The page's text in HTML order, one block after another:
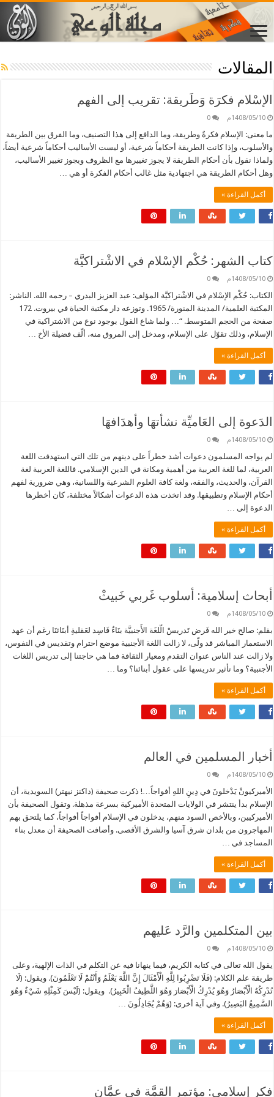
المقالات
الإسْلام فكرَة وَطَريقة: تقريب إلى الفهم
1408/05/10م 0
ما معنى: الإسلام فكرةٌ وطريقة، وما الدافع إلى هذا التصنيف، وما الفرق بين الطريقة
والأسلوب، وإذا كانت الطريقة أحكاماً شرعية، أو ليست الأساليب أحكاماً شرعية أيضاً،
ولماذا نقول بأن أحكام الطريقة لا يجوز تغييرها مع الظروف ويجوز تغيير الأساليب،
وهل أحكام الطريقة هي اجتهادية مثل غالب أحكام الفكرة أو هي …
أكمل القراءة »
كتاب الشهر: حُكْم الإسْلام في الاشْتراكيَّة
1408/05/10م 0
الكتاب: حُكْم الإسْلام في الاشْتراكيَّة المؤلف: عبد العزيز البدري – رحمه الله. الناشر:
المكتبة العلمية/ المدينة المنورة/ 1965. وتوزعه دار مكتبة الحياة في بيروت. 172
صفحة من الحجم المتوسط. “… ولما شاع القول بوجود نوع من الاشتراكية في
الإسلام، وذلك تقوّل على الإسلام، ومدخل إلى المروق منه، ألّف فضيلة الأخ …
أكمل القراءة »
الدَعوة إلى العَاميِّة نشأتهَا وأهدَافهَا
1408/05/10م 0
لم يواجه المسلمون دعوات أشد خطراً على دينهم من تلك التي استهدفت اللغة
العربية، لما للغة العربية من أهمية ومكانة في الدين الإسلامي. فاللغة العربية لغة
القرآن، والحديث، والفقه، ولغة كافة العلوم الشرعية واللسانية، وهي ضرورية لفهم
أحكام الإسلام وتطبيقها. وقد اتخذت هذه الدعوات أشكالاً مختلفة، كان أخطرها
الدعوة إلى …
أكمل القراءة »
أبحاث إسلامية: أسلوب غَربي خَبيثْ
1408/05/10م 0
بقلم: صالح خير الله فَرض تَدريسْ الّلغَة الأَجنبيَّة بنَاءٌ فَاسِد لعَقليةِ أبنَائنَا رغم أن عهد
الاستعمار المباشر قد ولّى، لا زالت اللغة الأجنبية موضع احترام وتقديس في النفوس،
ولا زالت عند الناس عنوان التقدم ومعيار الثقافة فما هي حاجتنا إلى تدريس اللغات
الأجنبية؟ وما تأثير تدريسها على عقول أبنائنا؟ وما …
أكمل القراءة »
أخبار المسلمين في العالم
1408/05/10م 0
الأميركيونْ يَدْخلونَ في دِينِ اللهِ أفواجاً…! ذكرت صحيفة (داكنز نيهتر) السويدية، أن
الإسلام بدأ ينتشر في الولايات المتحدة الأميركية بسرعة مذهلة. وتقول الصحيفة بأن
الأميركيين، وبالأخص السود منهم، يدخلون في الإسلام أفواجاً أفواجاً، كما يلتحق بهم
المهاجرون من بلدان شرق آسيا والشرق الأقصى. وأضافت الصحيفة أن معدل بناء
المساجد في …
أكمل القراءة »
بين المتكلمين والرَّد عَليهم
1408/05/10م 0
يقول الله تعالى في كتابه الكريم، فيما ينهانا فيه عن التكلم في الذات الإلهية، وعلى
طريقة علم الكلام: (فَلَا تَضْرِبُوا لِلَّهِ الْأَمْثَالَ إِنَّ اللَّهَ يَعْلَمُ وَأَنْتُمْ لَا تَعْلَمُونَ). ويقول: (لَا
تُدْرِكُهُ الْأَبْصَارُ وَهُوَ يُدْرِكُ الْأَبْصَارَ وَهُوَ اللَّطِيفُ الْخَبِيرُ). ويقول: (لَيْسَ كَمِثْلِهِ شَيْءٌ وَهُوَ
السَّمِيعُ البَصِيرُ). وفي آية أخرى: (وَهُمْ يُجَادِلُونَ …
أكمل القراءة »
فكر إسلامي: مؤتمر القمَّة في عمَّان